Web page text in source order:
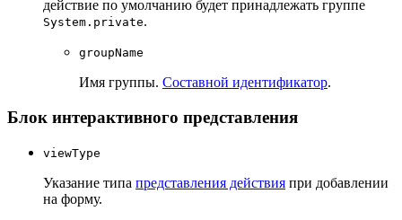
действие по умолчанию будет принадлежать группе
System.private.
groupName
Имя группы. Составной идентификатор.
Блок интерактивного представления
viewType
Указание типа представления действия при добавлении
на форму.